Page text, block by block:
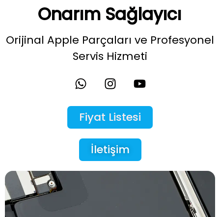
Onarım Sağlayıcı
Orijinal Apple Parçaları ve Profesyonel
Servis Hizmeti
Fiyat Listesi
İletişim